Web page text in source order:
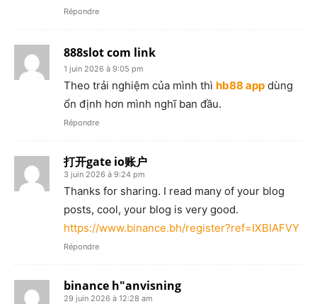
Répondre
888slot com link
1 juin 2026 à 9:05 pm
Theo trải nghiệm của mình thì hb88 app dùng
ổn định hơn mình nghĩ ban đầu.
Répondre
打开gate io账户
3 juin 2026 à 9:24 pm
Thanks for sharing. I read many of your blog
posts, cool, your blog is very good.
https://www.binance.bh/register?ref=IXBIAFVY
Répondre
binance h"anvisning
29 juin 2026 à 12:28 am